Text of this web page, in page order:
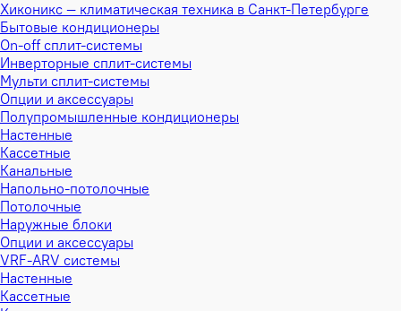
Хиконикс — климатическая техника в Санкт-Петербурге
Бытовые кондиционеры
On-off сплит-системы
Инверторные сплит-системы
Мульти сплит-системы
Опции и аксессуары
Полупромышленные кондиционеры
Настенные
Кассетные
Канальные
Напольно-потолочные
Потолочные
Наружные блоки
Опции и аксессуары
VRF-ARV системы
Настенные
Кассетные